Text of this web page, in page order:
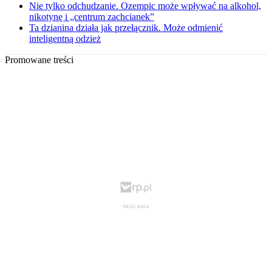
Nie tylko odchudzanie. Ozempic może wpływać na alkohol,
nikotynę i „centrum zachcianek”
Ta dzianina działa jak przełącznik. Może odmienić
inteligentną odzież
Promowane treści